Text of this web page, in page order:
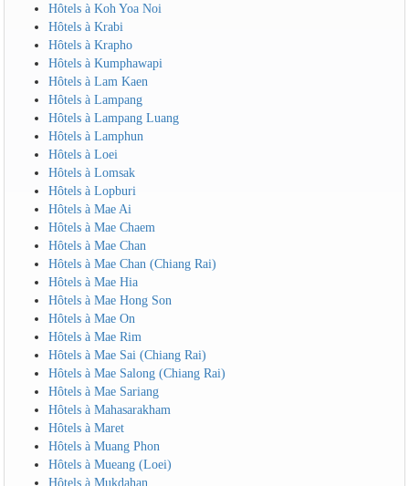
Hôtels à Koh Yoa Noi
Hôtels à Krabi
Hôtels à Krapho
Hôtels à Kumphawapi
Hôtels à Lam Kaen
Hôtels à Lampang
Hôtels à Lampang Luang
Hôtels à Lamphun
Hôtels à Loei
Hôtels à Lomsak
Hôtels à Lopburi
Hôtels à Mae Ai
Hôtels à Mae Chaem
Hôtels à Mae Chan
Hôtels à Mae Chan (Chiang Rai)
Hôtels à Mae Hia
Hôtels à Mae Hong Son
Hôtels à Mae On
Hôtels à Mae Rim
Hôtels à Mae Sai (Chiang Rai)
Hôtels à Mae Salong (Chiang Rai)
Hôtels à Mae Sariang
Hôtels à Mahasarakham
Hôtels à Maret
Hôtels à Muang Phon
Hôtels à Mueang (Loei)
Hôtels à Mukdahan